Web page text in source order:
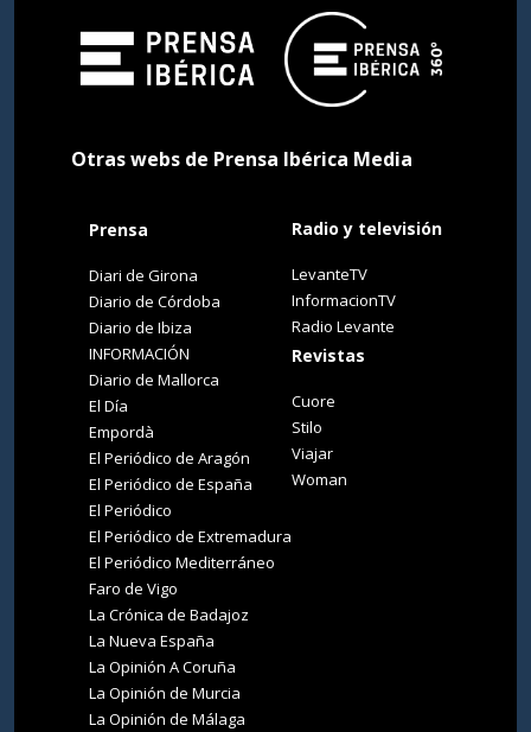
Otras webs de Prensa Ibérica Media
Prensa
Diari de Girona
Diario de Córdoba
Diario de Ibiza
INFORMACIÓN
Diario de Mallorca
El Día
Empordà
El Periódico de Aragón
El Periódico de España
El Periódico
El Periódico de Extremadura
El Periódico Mediterráneo
Faro de Vigo
La Crónica de Badajoz
La Nueva España
La Opinión A Coruña
La Opinión de Murcia
La Opinión de Málaga
Radio y televisión
LevanteTV
InformacionTV
Radio Levante
Revistas
Cuore
Stilo
Viajar
Woman